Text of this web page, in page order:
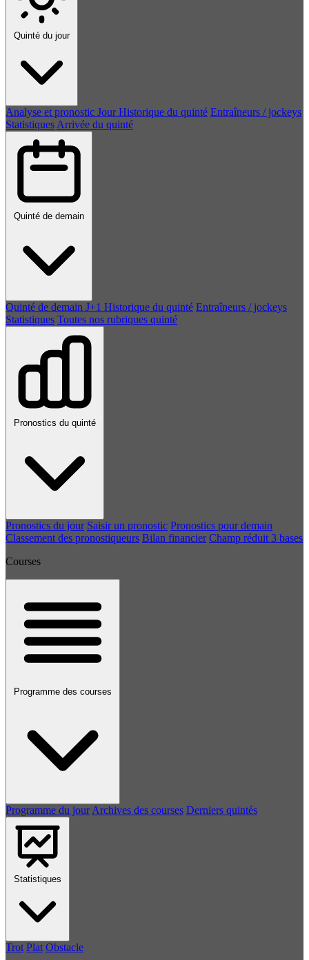
Quinté du jour
Analyse et pronostic Jour Historique du quinté Entraîneurs / jockeys
Statistiques Arrivée du quinté
Quinté de demain
Quinté de demain J+1 Historique du quinté Entraîneurs / jockeys
Statistiques Toutes nos rubriques quinté
Pronostics du quinté
Pronostics du jour Saisir un pronostic Pronostics pour demain
Classement des pronostiqueurs Bilan financier Champ réduit 3 bases
Courses
Programme des courses
Programme du jour Archives des courses Derniers quintés
Statistiques
Trot Plat Obstacle